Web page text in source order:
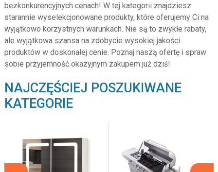
bezkonkurencyjnych cenach! W tej kategorii znajdziesz
starannie wyselekcjonowane produkty, które oferujemy Ci na
wyjątkowo korzystnych warunkach. Nie są to zwykłe rabaty,
ale wyjątkowa szansa na zdobycie wysokiej jakości
produktów w doskonałej cenie. Poznaj naszą ofertę i spraw
sobie przyjemność okazyjnym zakupem już dziś!
NAJCZĘŚCIEJ POSZUKIWANE
KATEGORIE